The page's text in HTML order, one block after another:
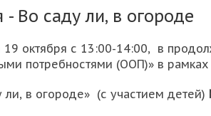
- Во саду ли, в огороде
19 октября с 13:00-14:00, в
потребностями (ООП)» в
в огороде» (с участием детей)